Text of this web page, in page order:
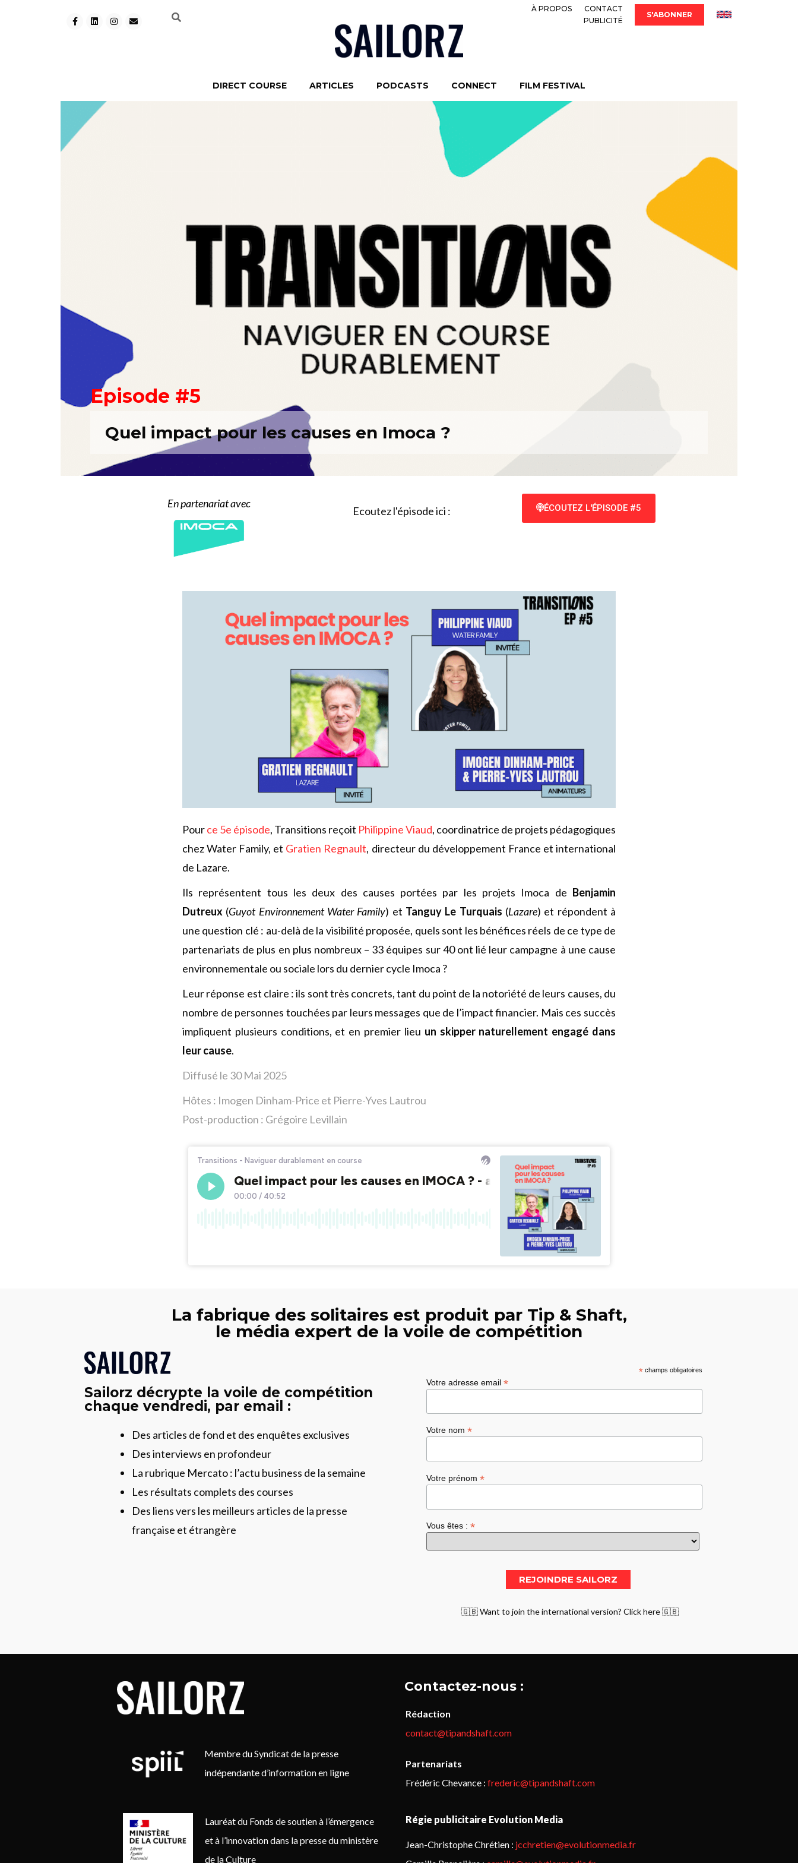
À PROPOS
CONTACT
PUBLICITÉ
S'ABONNER
DIRECT COURSE ARTICLES PODCASTS CONNECT FILM FESTIVAL
Episode #5
Quel impact pour les causes en Imoca ?
En partenariat avec
Ecoutez l'épisode ici : ÉCOUTEZ L'ÉPISODE #5
Pource 5e épisode, Transitions reçoit Philippine Viaud, coordinatrice de projets pédagogiques
chez Water Family, et Gratien Regnault, directeur du développement France et international
de Lazare.
Ils représentent tous les deux des causes portées par les projets Imoca de Benjamin
Dutreux (Guyot Environnement Water Family) et Tanguy Le Turquais (Lazare) et répondent à
une question clé : au-delà de la visibilité proposée, quels sont les bénéfices réels de ce type de
partenariats de plus en plus nombreux – 33 équipes sur 40 ont lié leur campagne à une cause
environnementale ou sociale lors du dernier cycle Imoca ?
Leur réponse est claire : ils sont très concrets, tant du point de la notoriété de leurs causes, du
nombre de personnes touchées par leurs messages que de l’impact financier. Mais ces succès
impliquent plusieurs conditions, et en premier lieu un skipper naturellement engagé dans
leur cause.
Diffusé le 30 Mai 2025
Hôtes : Imogen Dinham-Price et Pierre-Yves Lautrou
Post-production : Grégoire Levillain
La fabrique des solitaires est produit par Tip & Shaft,
le média expert de la voile de compétition
Sailorz décrypte la voile de compétition
chaque vendredi, par email :
Des articles de fond et des enquêtes exclusives
Des interviews en profondeur
La rubrique Mercato : l’actu business de la semaine
Les résultats complets des courses
Des liens vers les meilleurs articles de la presse
française et étrangère
*champs obligatoires
Votre adresse email *
Votre nom *
Votre prénom *
Vous êtes : *
🇬🇧 Want to join the international version? Click here 🇬🇧
Membre du Syndicat de la presse
indépendante d’information en ligne
Lauréat du Fonds de soutien à l’émergence
et à l’innovation dans la presse du ministère
de la Culture
Contactez-nous :
Rédaction
contact@tipandshaft.com
Partenariats
Frédéric Chevance : frederic@tipandshaft.com
Régie publicitaire Evolution Media
Jean-Christophe Chrétien : jcchretien@evolutionmedia.fr